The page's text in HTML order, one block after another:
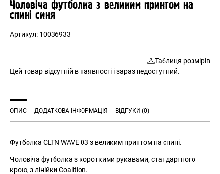
Чоловіча футболка з великим принтом на
спині синя
Артикул: 10036933
Таблиця розмірів
Цей товар відсутній в наявності і зараз недоступний.
ОПИС ДОДАТКОВА ІНФОРМАЦІЯ ВІДГУКИ (0)
Футболка CLTN WAVE 03 з великим принтом на спині.
Чоловіча футболка з короткими рукавами, стандартного
крою, з лінійки Coalition.